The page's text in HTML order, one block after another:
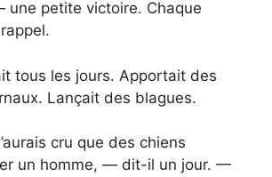
une petite victoire. Chaque
tous les jours. Apportait des
Lançait des blagues.
cru que des chiens
un homme, — dit-il un jour. —